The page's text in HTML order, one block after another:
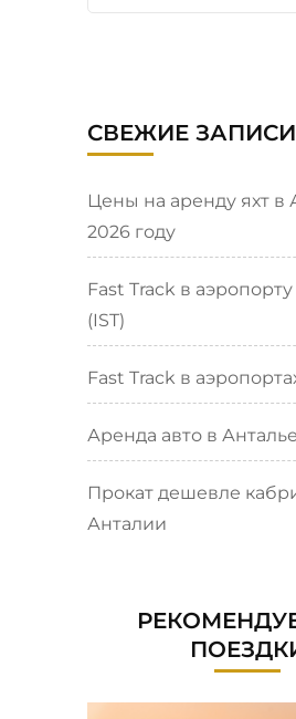
СВЕЖИЕ ЗАПИСИ
Цены на аренду яхт в
2026 году
Fast Track в
(IST)
Fast Track в
Аренда авто в
Прокат дешевле
Анталии